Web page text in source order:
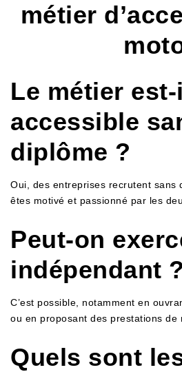
métier
Le métier
accessible
diplôme ?
Oui, des entreprises recrutent sans
êtes motivé et passionné par les
Peut-on
indépendant ?
C’est possible, notamment en
ou en proposant des prestations de
Quels sont